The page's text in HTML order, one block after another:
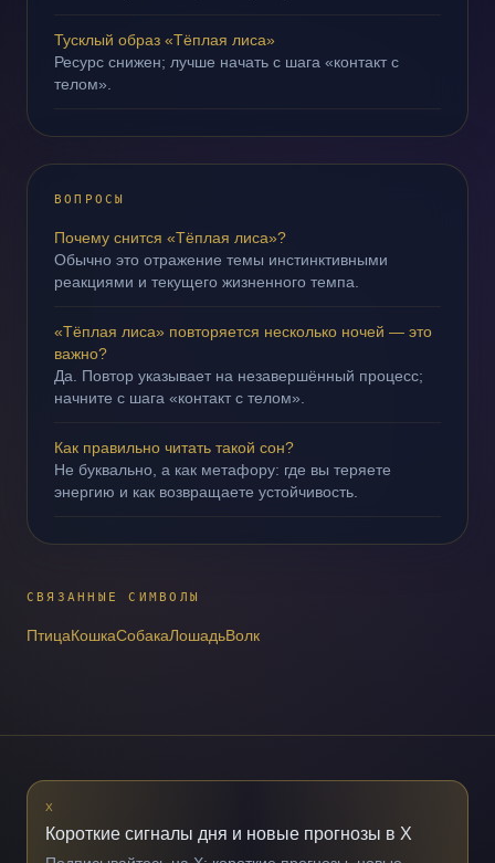
Тусклый образ «Тёплая лиса»
Ресурс снижен; лучше начать с шага «контакт с
телом».
ВОПРОСЫ
Почему снится «Тёплая лиса»?
Обычно это отражение темы инстинктивными
реакциями и текущего жизненного темпа.
«Тёплая лиса» повторяется несколько ночей — это
важно?
Да. Повтор указывает на незавершённый процесс;
начните с шага «контакт с телом».
Как правильно читать такой сон?
Не буквально, а как метафору: где вы теряете
энергию и как возвращаете устойчивость.
СВЯЗАННЫЕ СИМВОЛЫ
ПтицаКошкаСобакаЛошадьВолк
X
Короткие сигналы дня и новые прогнозы в X